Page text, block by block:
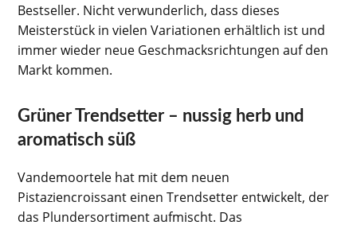
Bestseller. Nicht verwunderlich, dass dieses
Meisterstück in vielen Variationen erhältlich ist und
immer wieder neue Geschmacksrichtungen auf den
Markt kommen.
Grüner Trendsetter – nussig herb und
aromatisch süß
Vandemoortele hat mit dem neuen
Pistaziencroissant einen Trendsetter entwickelt, der
das Plundersortiment aufmischt. Das